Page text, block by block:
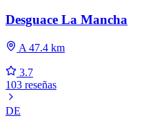
Desguace La Mancha
A 47.4 km
3.7
103 reseñas
DE